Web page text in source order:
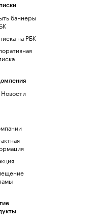
баннеры
на РБК
Новости